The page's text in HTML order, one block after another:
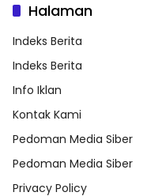
Halaman
Indeks Berita
Indeks Berita
Info Iklan
Kontak Kami
Pedoman Media Siber
Pedoman Media Siber
Privacy Policy